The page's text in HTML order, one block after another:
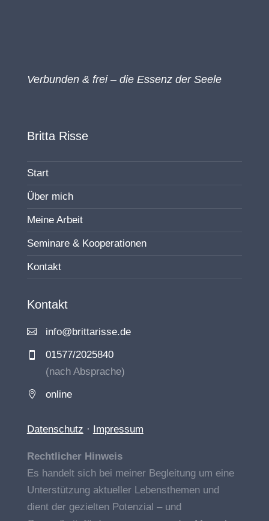
Verbunden & frei – die Essenz der Seele
Britta Risse
Start
Über mich
Meine Arbeit
Seminare & Kooperationen
Kontakt
Kontakt
 info@brittarisse.de

01577/2025840
(nach Absprache)
 online
Datenschutz · Impressum
Rechtlicher Hinweis
Es handelt sich bei meiner Begleitung um eine
Unterstützung aktueller Lebensthemen und
dient der gezielten Potenzial – und